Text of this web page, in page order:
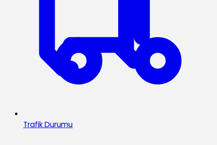
Trafik Durumu